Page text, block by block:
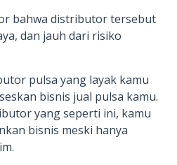
bahwa distributor tersebut
dan jauh dari risiko
pulsa yang layak kamu
bisnis jual pulsa kamu.
yang seperti ini, kamu
bisnis meski hanya